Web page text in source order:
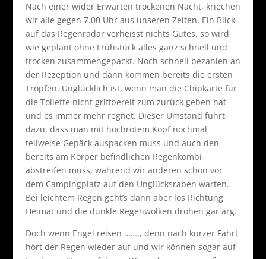
Nach einer wider Erwarten trockenen Nacht, kriechen
wir alle gegen 7.00 Uhr aus unseren Zelten. Ein Blick
auf das Regenradar verheisst nichts Gutes, so wird
wie geplant ohne Frühstück alles ganz schnell und
trocken zusammengepackt. Noch schnell bezahlen an
der Rezeption und dann kommen bereits die ersten
Tropfen. Unglücklich ist, wenn man die Chipkarte für
die Toilette nicht griffbereit zum zurück geben hat
und es immer mehr regnet. Dieser Umstand führt
dazu, dass man mit hochrotem Kopf nochmal
teilweise Gepäck auspacken muss und auch den
bereits am Körper befindlichen Regenkombi
abstreifen muss, während wir anderen schon vor
dem Campingplatz auf den Unglücksraben warten.
Bei leichtem Regen geht’s dann aber los Richtung
Heimat und die dunkle Regenwolken drohen gar arg.
Doch wenn Engel reisen ……., denn nach kurzer Fahrt
hört der Regen wieder auf und wir können sogar auf